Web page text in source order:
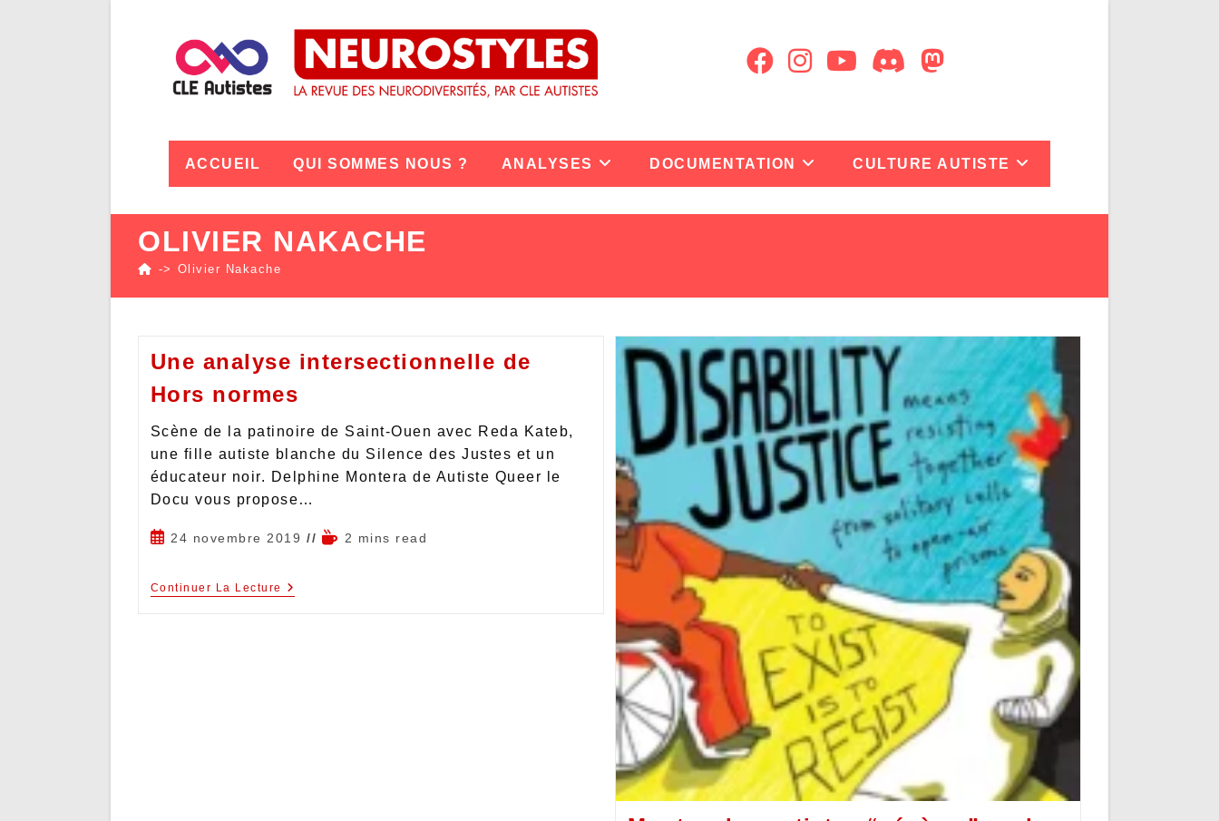
ACCUEIL QUI SOMMES NOUS ? ANALYSES DOCUMENTATION CULTURE AUTISTE
OLIVIER NAKACHE
-> Olivier Nakache
Une analyse intersectionnelle de
Hors normes
Scène de la patinoire de Saint-Ouen avec Reda Kateb,
une fille autiste blanche du Silence des Justes et un
éducateur noir. Delphine Montera de Autiste Queer le
Docu vous propose…
24 novembre 2019 2 mins read
Continuer La Lecture